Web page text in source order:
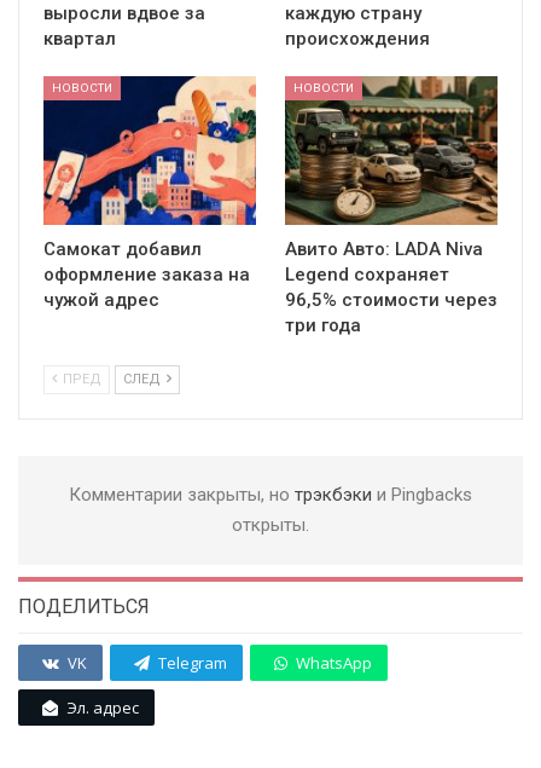
выросли вдвое за
квартал
каждую страну
происхождения
НОВОСТИ
Самокат добавил
оформление заказа на
чужой адрес
НОВОСТИ
Авито Авто: LADA Niva
Legend сохраняет
96,5% стоимости через
три года
ПРЕД СЛЕД
Комментарии закрыты, но трэкбэки и Pingbacks
открыты.
ПОДЕЛИТЬСЯ
VK Telegram WhatsApp
Эл. адрес